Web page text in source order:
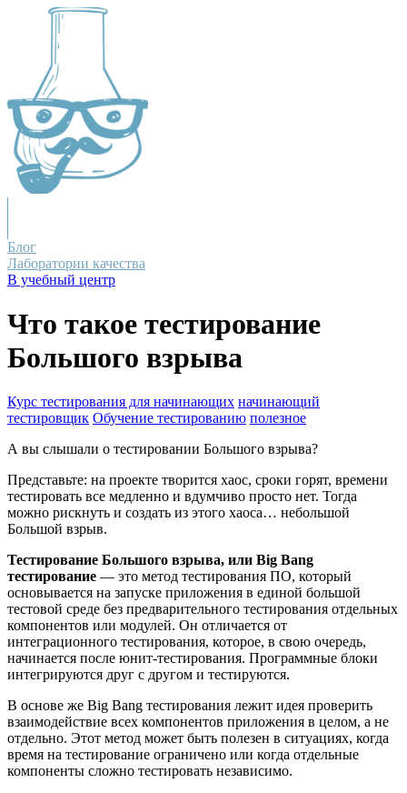
Блог
Лаборатории качества
В учебный центр
Что такое тестирование
Большого взрыва
Курс тестирования для начинающих начинающий
тестировщик Обучение тестированию полезное
А вы слышали о тестировании Большого взрыва?
Представьте: на проекте творится хаос, сроки горят, времени
тестировать все медленно и вдумчиво просто нет. Тогда
можно рискнуть и создать из этого хаоса… небольшой
Большой взрыв.
Тестирование Большого взрыва, или Big Bang
тестирование — это метод тестирования ПО, который
основывается на запуске приложения в единой большой
тестовой среде без предварительного тестирования отдельных
компонентов или модулей. Он отличается от
интеграционного тестирования, которое, в свою очередь,
начинается после юнит-тестирования. Программные блоки
интегрируются друг с другом и тестируются.
В основе же Big Bang тестирования лежит идея проверить
взаимодействие всех компонентов приложения в целом, а не
отдельно. Этот метод может быть полезен в ситуациях, когда
время на тестирование ограничено или когда отдельные
компоненты сложно тестировать независимо.